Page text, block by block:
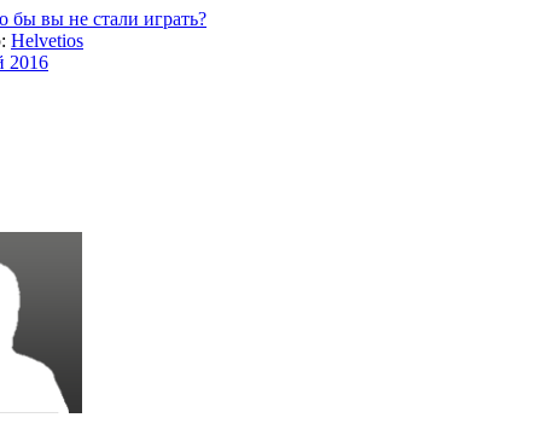
бы вы не стали играть?
Helvetios
2016